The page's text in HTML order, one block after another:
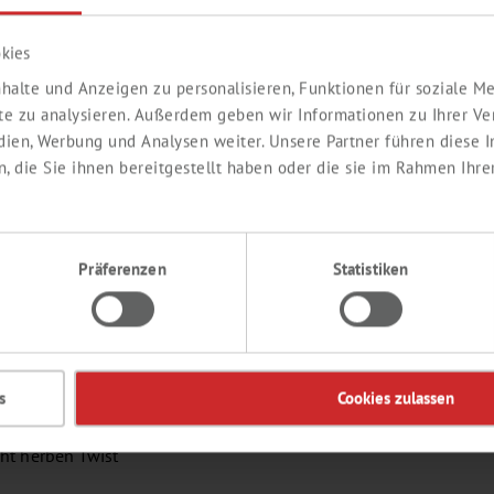
und Anzeigen zu personalisieren, Funktionen für soziale
zu analysieren. Außerdem geben wir Informationen zu Ihrer
Werbung und Analysen weiter. Unsere Partner führen diese
die Sie ihnen bereitgestellt haben oder die sie im Rahmen
Präferenzen Statistiken
Cookies zulassen
präsentiert Th. Geyer Ingredients ein innovatives
Energie und Beauty in einem Produkt vereint.
Nachfrage nach
Wellness-orientierten
einen echten Mehrwert für den Alltag liefern.
für Verbraucher:
für den modernen Beauty Trend
langanhaltende Energie
Geschmackserlebnis
, der Funktionalität und Genuss harmonisch verbindet.
herben Twist